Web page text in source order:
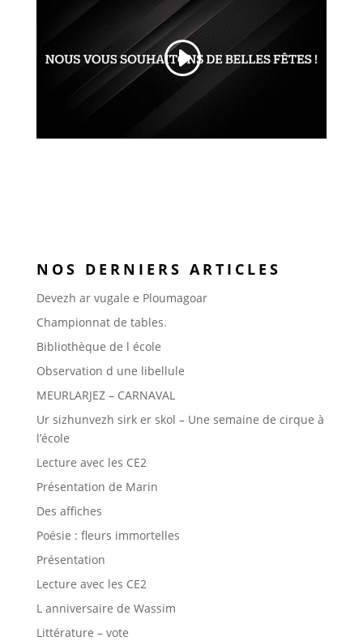
NOS DERNIERS ARTICLES
Devezh ar vugale e Ploumagoar
Championnat de tables.
Bibliothèque de l école
Observation d une libellule
MEURLARJEZ – CARNAVAL
Ur sizhunvezh sirk er skol – Une semaine de cirque à
l’école
Lecture avec les CE2
Présentation de Marin
Des affiches
Poésie : fleurs immortelles
Présentation
Lecture avec les CE2
L anniversaire de Wassim
Littérature – vote